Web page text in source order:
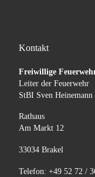
Kontakt
Freiwillige
Leiter der Feuerwehr
StBI Sven Heinemann
Rathaus
Am Markt 12
33034 Brakel
Telefon: +49 52 72 /